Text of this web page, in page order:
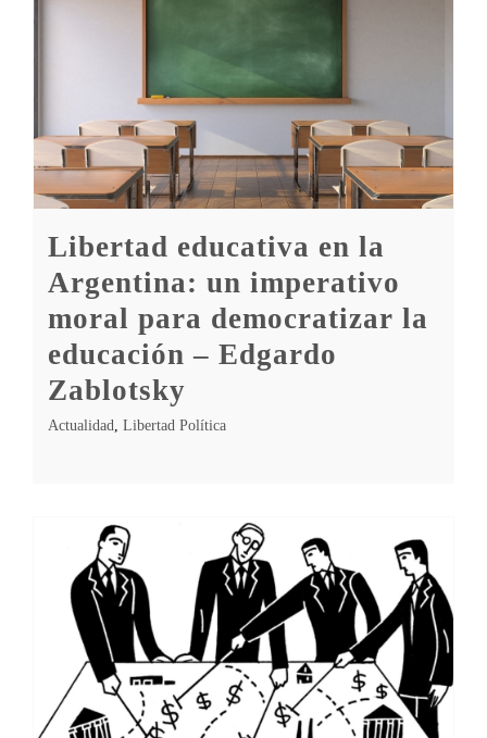
Libertad educativa en la
Argentina: un imperativo
moral para democratizar la
educación – Edgardo
Zablotsky
Actualidad, Libertad Política